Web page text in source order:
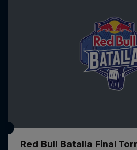
Red Bull Batalla Final